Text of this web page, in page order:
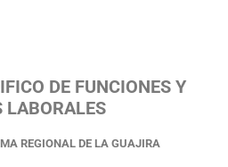
DE FUNCIONES Y
LABORALES
REGIONAL DE LA GUAJIRA